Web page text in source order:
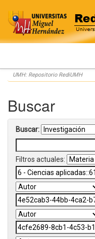
Skip
navigation
UMH: Repositorio RediUMH
Buscar
Buscar:
Filtros actuales: